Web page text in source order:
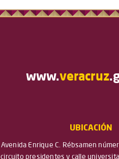
www.veracruz
UBICACIÓN
Avenida Enrique C. Rébsamen
circuito presidentes y calle